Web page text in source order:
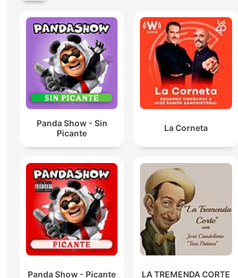
Panda Show - Sin
Picante
La Corneta
Panda Show - Picante LA TREMENDA CORTE